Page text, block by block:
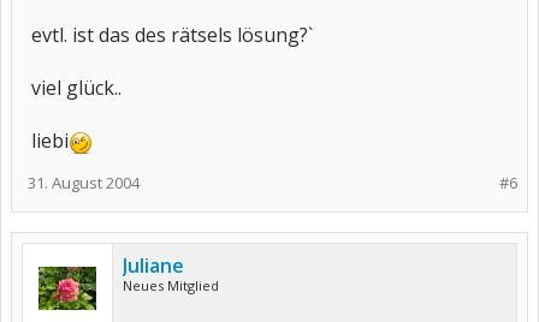
evtl. ist das des rätsels lösung?`
viel glück..
liebi
#6
31. August 2004
Juliane
Neues Mitglied